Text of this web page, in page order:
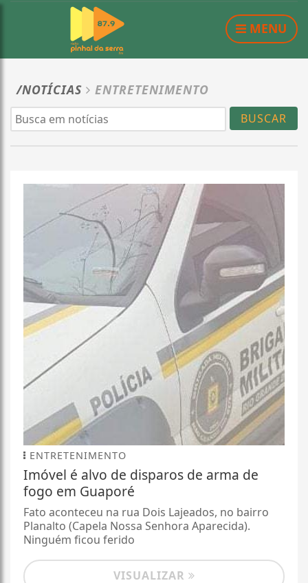
MENU
/NOTÍCIAS ENTRETENIMENTO
BUSCAR
ENTRETENIMENTO
Imóvel é alvo de disparos de arma de
fogo em Guaporé
Fato aconteceu na rua Dois Lajeados, no bairro
Planalto (Capela Nossa Senhora Aparecida).
Ninguém ficou ferido
VISUALIZAR